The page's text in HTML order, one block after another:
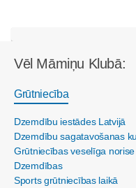
Vēl Māmiņu Klubā:
Grūtniecība
Dzemdību iestādes Latvijā
Dzemdību sagatavošanas
Grūtniecības veselīga norise
Dzemdības
Sports grūtniecības laikā